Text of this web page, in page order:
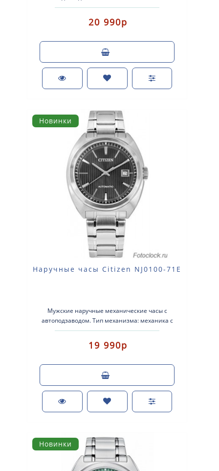
автоматическим заводом. Корпус: нержавеющая
с..
20 990р
Новинки
Наручные часы Citizen NJ0100-71E
Мужские наручные механические часы с
автоподзаводом. Тип механизма: механика с
автоматическим заводом. Корпус: нержавеющая..
19 990р
Новинки